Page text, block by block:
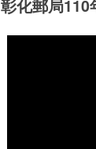
彰化郵局110